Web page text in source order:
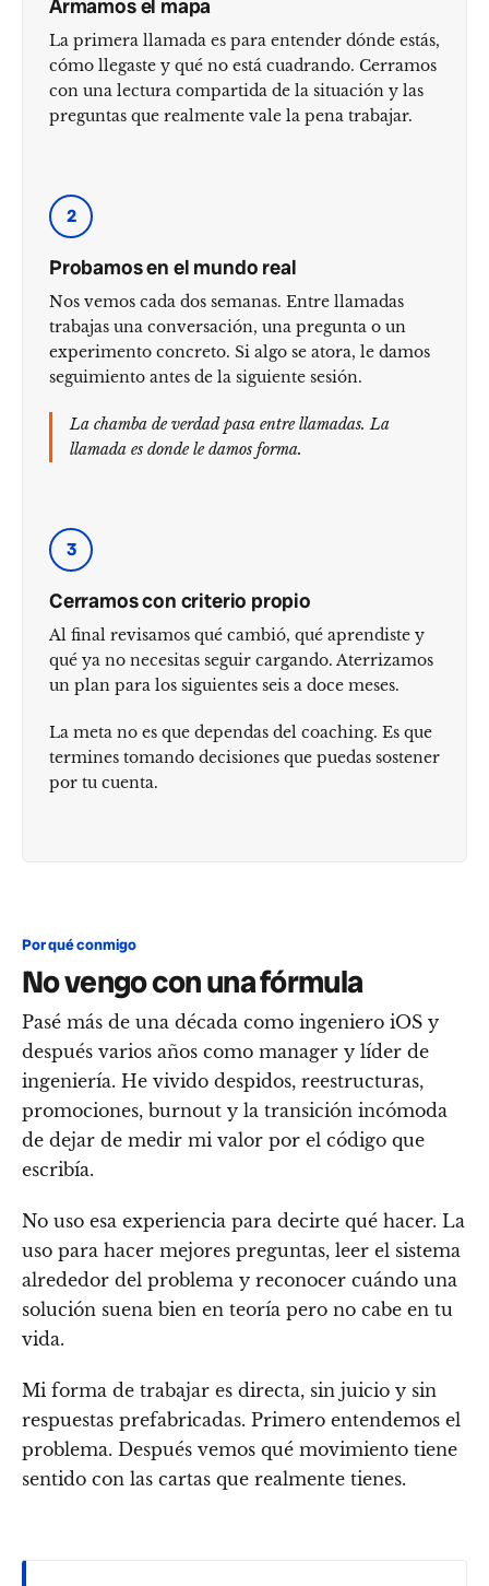
Armamos el mapa
La primera llamada es para entender dónde estás,
cómo llegaste y qué no está cuadrando. Cerramos
con una lectura compartida de la situación y las
preguntas que realmente vale la pena trabajar.
2
Probamos en el mundo real
Nos vemos cada dos semanas. Entre llamadas
trabajas una conversación, una pregunta o un
experimento concreto. Si algo se atora, le damos
seguimiento antes de la siguiente sesión.
La chamba de verdad pasa entre llamadas. La
llamada es donde le damos forma.
3
Cerramos con criterio propio
Al final revisamos qué cambió, qué aprendiste y
qué ya no necesitas seguir cargando. Aterrizamos
un plan para los siguientes seis a doce meses.
La meta no es que dependas del coaching. Es que
termines tomando decisiones que puedas sostener
por tu cuenta.
Por qué conmigo
No vengo con una fórmula
Pasé más de una década como ingeniero iOS y
después varios años como manager y líder de
ingeniería. He vivido despidos, reestructuras,
promociones, burnout y la transición incómoda
de dejar de medir mi valor por el código que
escribía.
No uso esa experiencia para decirte qué hacer. La
uso para hacer mejores preguntas, leer el sistema
alrededor del problema y reconocer cuándo una
solución suena bien en teoría pero no cabe en tu
vida.
Mi forma de trabajar es directa, sin juicio y sin
respuestas prefabricadas. Primero entendemos el
problema. Después vemos qué movimiento tiene
sentido con las cartas que realmente tienes.